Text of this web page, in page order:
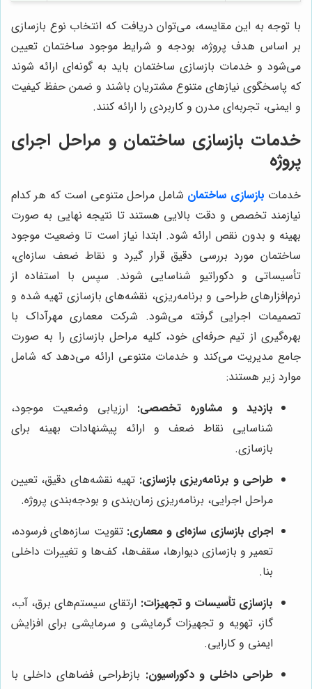
با توجه به این مقایسه، می‌توان دریافت که انتخاب نوع بازسازی
بر اساس هدف پروژه، بودجه و شرایط موجود ساختمان تعیین
می‌شود و خدمات بازسازی ساختمان باید به گونه‌ای ارائه شوند
که پاسخگوی نیازهای متنوع مشتریان باشند و ضمن حفظ کیفیت
و ایمنی، تجربه‌ای مدرن و کاربردی را ارائه کنند.
خدمات بازسازی ساختمان و مراحل اجرای
پروژه
خدمات بازسازی ساختمان شامل مراحل متنوعی است که هر کدام
نیازمند تخصص و دقت بالایی هستند تا نتیجه نهایی به صورت
بهینه و بدون نقص ارائه شود. ابتدا نیاز است تا وضعیت موجود
ساختمان مورد بررسی دقیق قرار گیرد و نقاط ضعف سازه‌ای،
تأسیساتی و دکوراتیو شناسایی شوند. سپس با استفاده از
نرم‌افزارهای طراحی و برنامه‌ریزی، نقشه‌های بازسازی تهیه شده و
تصمیمات اجرایی گرفته می‌شود. شرکت معماری مهرآداک با
بهره‌گیری از تیم حرفه‌ای خود، کلیه مراحل بازسازی را به صورت
جامع مدیریت می‌کند و خدمات متنوعی ارائه می‌دهد که شامل
موارد زیر هستند:
بازدید و مشاوره تخصصی: ارزیابی وضعیت موجود،
شناسایی نقاط ضعف و ارائه پیشنهادات بهینه برای
بازسازی.
طراحی و برنامه‌ریزی بازسازی: تهیه نقشه‌های دقیق، تعیین
مراحل اجرایی، برنامه‌ریزی زمان‌بندی و بودجه‌بندی پروژه.
اجرای بازسازی سازه‌ای و معماری: تقویت سازه‌های فرسوده،
تعمیر و بازسازی دیوارها، سقف‌ها، کف‌ها و تغییرات داخلی
بنا.
بازسازی تأسیسات و تجهیزات: ارتقای سیستم‌های برق، آب،
گاز، تهویه و تجهیزات گرمایشی و سرمایشی برای افزایش
ایمنی و کارایی.
طراحی داخلی و دکوراسیون: بازطراحی فضاهای داخلی با